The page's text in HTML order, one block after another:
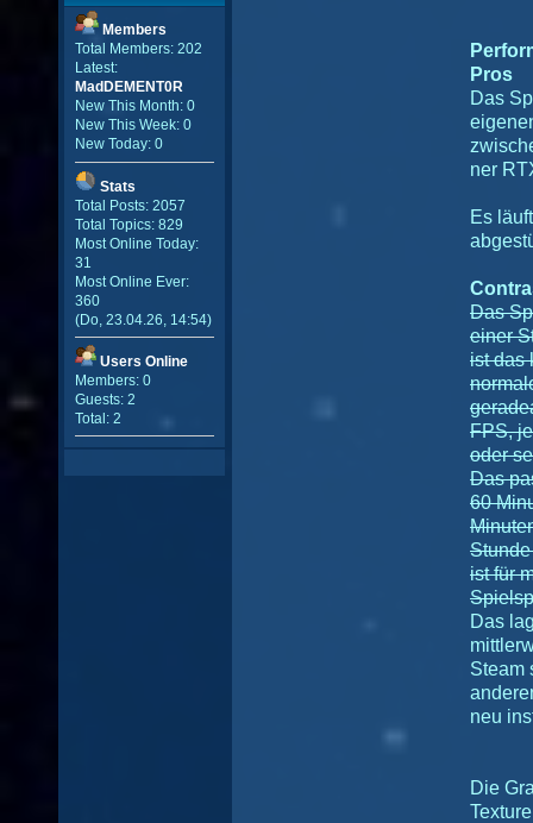
Members
Total Members: 202
Latest:
MadDEMENT0R
New This Month: 0
New This Week: 0
New Today: 0
Stats
Total Posts: 2057
Total Topics: 829
Most Online Today:
31
Most Online Ever:
360
(Do, 23.04.26, 14:54)
Users Online
Members: 0
Guests: 2
Total: 2
Pros
Das
ner
Es
Das
einer
ist das
FPS,
oder
Das
60
ist für
Das
Steam
neu
Die